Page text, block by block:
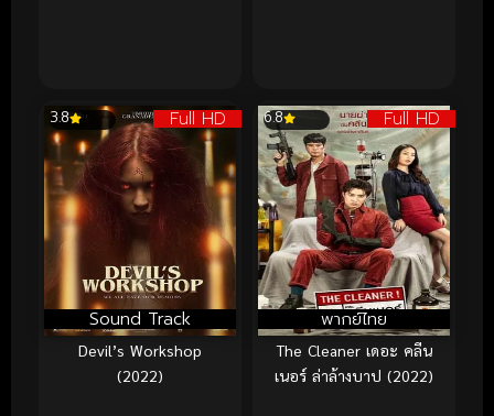
Full HD
Sound Track
3.8
Devil’s Workshop
(2022)
Full HD
พากย์ไทย
6.8
The Cleaner เดอะ คลีน
เนอร์ ล่าล้างบาป (2022)